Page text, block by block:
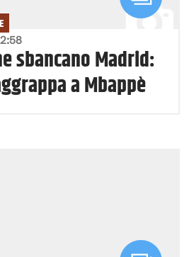
sbancano Madrid:
a Mbappè